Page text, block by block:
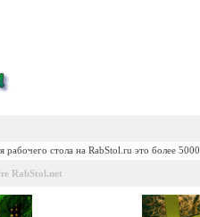
рабочего стола на RabStol.ru это более
RabStol.net